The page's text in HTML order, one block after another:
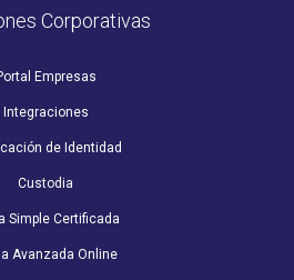
Corporativas
Empresas
Integraciones
de Identidad
Custodia
Simple Certificada
Avanzada Online